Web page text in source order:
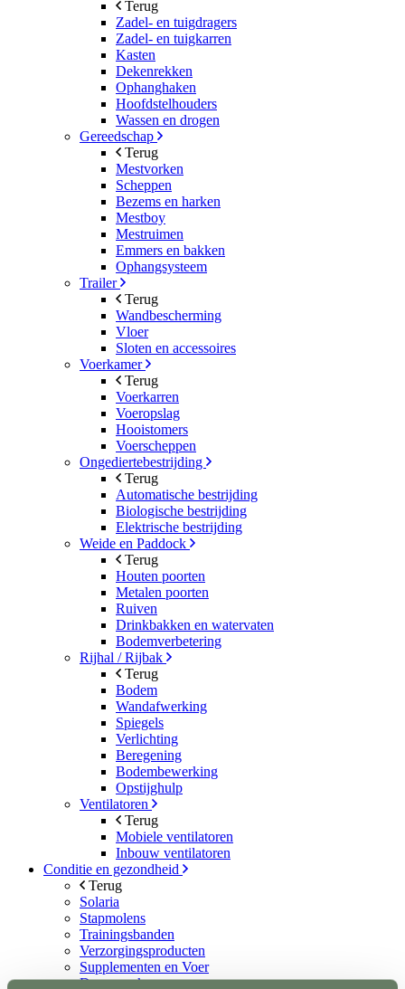
Terug
Zadel- en tuigdragers
Zadel- en tuigkarren
Kasten
Dekenrekken
Ophanghaken
Hoofdstelhouders
Wassen en drogen
Gereedschap
Terug
Mestvorken
Scheppen
Bezems en harken
Mestboy
Mestruimen
Emmers en bakken
Ophangsysteem
Trailer
Terug
Wandbescherming
Vloer
Sloten en accessoires
Voerkamer
Terug
Voerkarren
Voeropslag
Hooistomers
Voerscheppen
Ongediertebestrijding
Terug
Automatische bestrijding
Biologische bestrijding
Elektrische bestrijding
Weide en Paddock
Terug
Houten poorten
Metalen poorten
Ruiven
Drinkbakken en watervaten
Bodemverbetering
Rijhal / Rijbak
Terug
Bodem
Wandafwerking
Spiegels
Verlichting
Beregening
Bodembewerking
Opstijghulp
Ventilatoren
Terug
Mobiele ventilatoren
Inbouw ventilatoren
Conditie en gezondheid
Terug
Solaria
Stapmolens
Trainingsbanden
Verzorgingsproducten
Supplementen en Voer
Dampmasker